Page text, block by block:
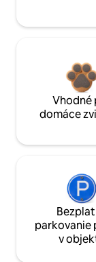
Vhodné
domáce
parkovanie
v